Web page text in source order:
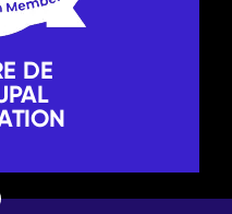
DE